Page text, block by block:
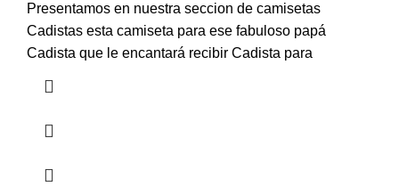
Presentamos en nuestra seccion de camisetas
Cadistas esta camiseta para ese fabuloso papá
Cadista que le encantará recibir Cadista para